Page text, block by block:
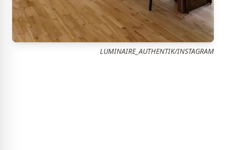
LUMINAIRE_AUTHENTIK/INSTAGRAM